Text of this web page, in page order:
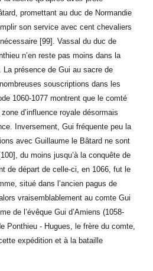
promettant au duc de Normandie
son service avec cent chevaliers
[99]. Vassal du duc de
n’en reste pas moins dans la
présence de Gui au sacre de
souscriptions dans les
1060-1077 montrent que le comté
d’influence royale désormais
Inversement, Gui fréquente peu la
avec Guillaume le Bâtard ne sont
du moins jusqu’à la conquête de
de départ de celle-ci, en 1066, fut le
situé dans l’ancien pagus de
vraisemblablement au comte Gui
de l’évêque Gui d’Amiens (1058-
Ponthieu - Hugues, le frère du comte,
expédition et à la bataille